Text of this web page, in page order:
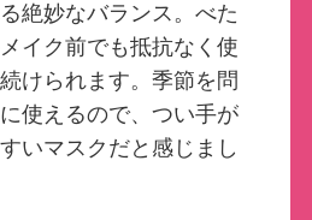
絶妙なバランス。べた
イク前でも抵抗なく使
けられます。季節を問
使えるので、つい手が
いマスクだと感じまし